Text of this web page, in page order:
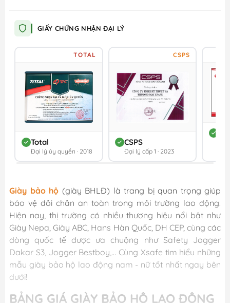
GIẤY CHỨNG NHẬN ĐẠI LÝ
TOTAL
Total
Đại lý ủy quyền · 2018
CSPS
CSPS
Đại lý cấp 1 · 2023
Giày bảo hộ (giày BHLĐ) là trang bị quan trọng giúp
bảo vệ đôi chân an toàn trong môi trường lao động.
Hiện nay, thị trường có nhiều thương hiệu nổi bật như
Giày Nepa, Giày ABC, Hans Hàn Quốc, DH CEP, cùng các
dòng quốc tế được ưa chuộng như Safety Jogger
Dakar S3, Jogger Bestboy,… Cùng Xsafe tìm hiểu những
mẫu giày bảo hộ lao động nam - nữ tốt nhất ngay bên
dưới!
BẢNG GIÁ GIÀY BẢO HỘ LAO ĐỘNG